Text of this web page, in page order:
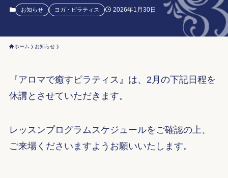
お知らせ ヨガ・ピラティス 2026年1月30日
ホーム お知らせ
『アロマで癒すピラティス』は、2月の下記日程を
休講とさせていただきます。
レッスンプログラムスケジュールをご確認の上、
ご来場くださいますようお願いいたします。